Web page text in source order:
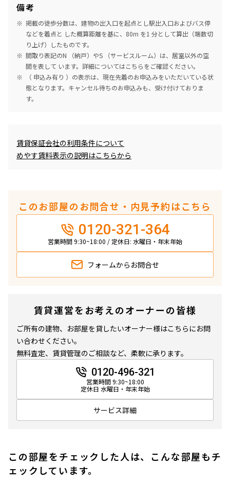
備考
掲載の徒歩分数は、建物の出入口を起点とし駅出入口およびバス停
などを着点と した概算距離を基に、80m を1 分として算出（端数切
り上げ）したものです。
間取り表記のN （納戸）やS （サービスルーム）は、居室以外の空
間を表して います。詳細についてはこちらをご確認ください。
（ 申込み有り ）の表示は、現在先着のお申込みをいただいている状
態となります。キャンセル待ちのお申込みも、受け付けておりま
す。
賃貸保証会社の利用条件について
めやす賃料表示の説明はこちらから
このお部屋のお問合せ・内見予約はこちら
0120-321-364
営業時間 9:30~18:00 / 定休日: 水曜日・年末年始
フォームから お問合せ
賃貸運営をお考えのオーナーの皆様
ご所有の建物、お部屋を貸したいオーナー様はこちらにお問
い合わせください。
無料査定、賃貸管理のご相談など、柔軟に承ります。
0120-496-321
営業時間 9:30~18:00
定休日 水曜日・年末年始
サービス詳細
この部屋をチェックした人は、こんな部屋もチ
ェックしています。